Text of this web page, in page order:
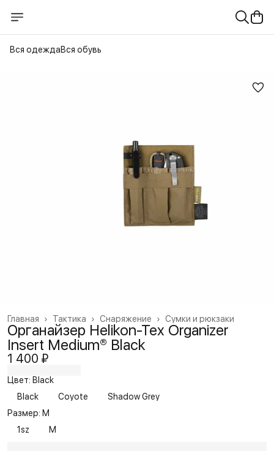
Вся одеждаВся обувь
Сумки и рюкзаки
Снаряжение ›
Тактика ›
Главная ›
Органайзер Helikon-Tex Organizer
Insert Medium® Black
1 400 ₽
Цвет: Black
Black
Coyote
Shadow Grey
Размер: M
1sz
M